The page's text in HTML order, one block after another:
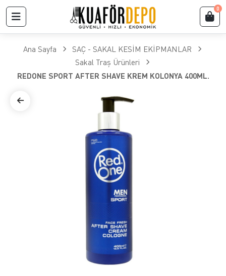
0
Ana Sayfa
SAÇ - SAKAL KESİM EKİPMANLAR
Sakal Traş Ürünleri
REDONE SPORT AFTER SHAVE KREM KOLONYA 400ML.